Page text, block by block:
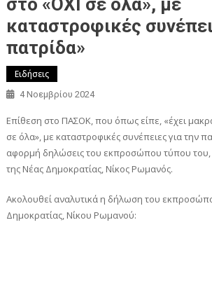
στο «ΟΧΙ σε όλα», με
καταστροφικές
πατρίδα»
Ειδήσεις
4 Νοεμβρίου 2024
Επίθεση στο ΠΑΣΟΚ, που όπως είπε, «έχει
σε όλα», με καταστροφικές συνέπειες για την
αφορμή δηλώσεις του εκπροσώπου τύπου
της Νέας Δημοκρατίας, Νίκος Ρωμανός.
Ακολουθεί αναλυτικά η δήλωση του
Δημοκρατίας, Νίκου Ρωμανού: